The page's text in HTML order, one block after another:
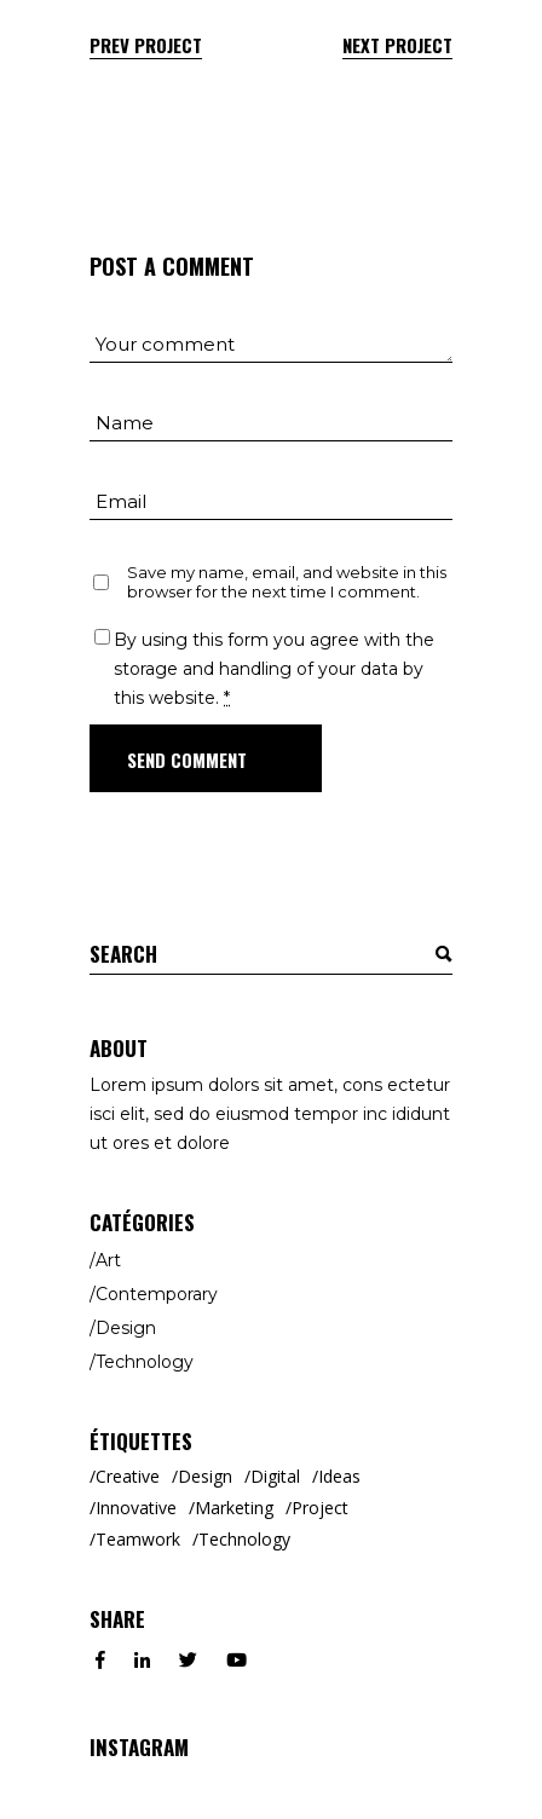
PREV PROJECT NEXT PROJECT
POST A COMMENT
Save my name, email, and website in this
browser for the next time I comment.
By using this form you agree with the
storage and handling of your data by
this website. *
SEND COMMENT
ABOUT
Lorem ipsum dolors sit amet, cons ectetur
isci elit, sed do eiusmod tempor inc ididunt
ut ores et dolore
CATÉGORIES
Art
Contemporary
Design
Technology
ÉTIQUETTES
Creative Design Digital
Ideas
Innovative
Marketing
Project
Teamwork
Technology
SHARE
INSTAGRAM